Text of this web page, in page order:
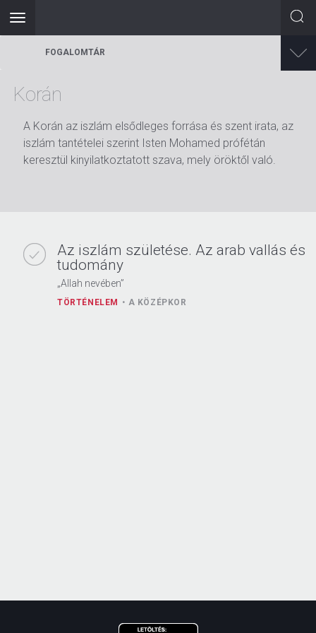
Toggle
navigation
FOGALOMTÁR
Korán
A Korán az iszlám elsődleges forrása és szent irata, az
iszlám tantételei szerint Isten Mohamed prófétán
keresztül kinyilatkoztatott szava, mely öröktől való.
Az iszlám születése. Az arab vallás és
tudomány
„Allah nevében”
TÖRTÉNELEM A KÖZÉPKOR